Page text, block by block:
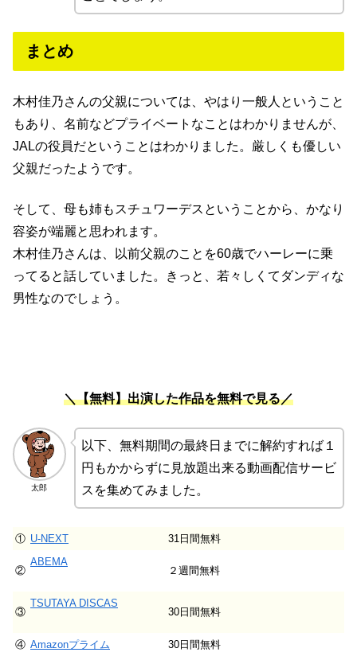
まとめ
木村佳乃さんの父親については、やはり一般人ということ
もあり、名前などプライベートなことはわかりませんが、
JALの役員だということはわかりました。厳しくも優しい
父親だったようです。
そして、母も姉もスチュワーデスということから、かなり
容姿が端麗と思われます。
木村佳乃さんは、以前父親のことを60歳でハーレーに乗
ってると話していました。きっと、若々しくてダンディな
男性なのでしょう。
＼【無料】出演した作品を無料で見る／
太郎
以下、無料期間の最終日までに解約すれば１
円もかからずに見放題出来る動画配信サービ
スを集めてみました。
① U-NEXT 31日間無料
②
ABEMA
２週間無料
③
TSUTAYA DISCAS
30日間無料
④ Amazonプライム 30日間無料